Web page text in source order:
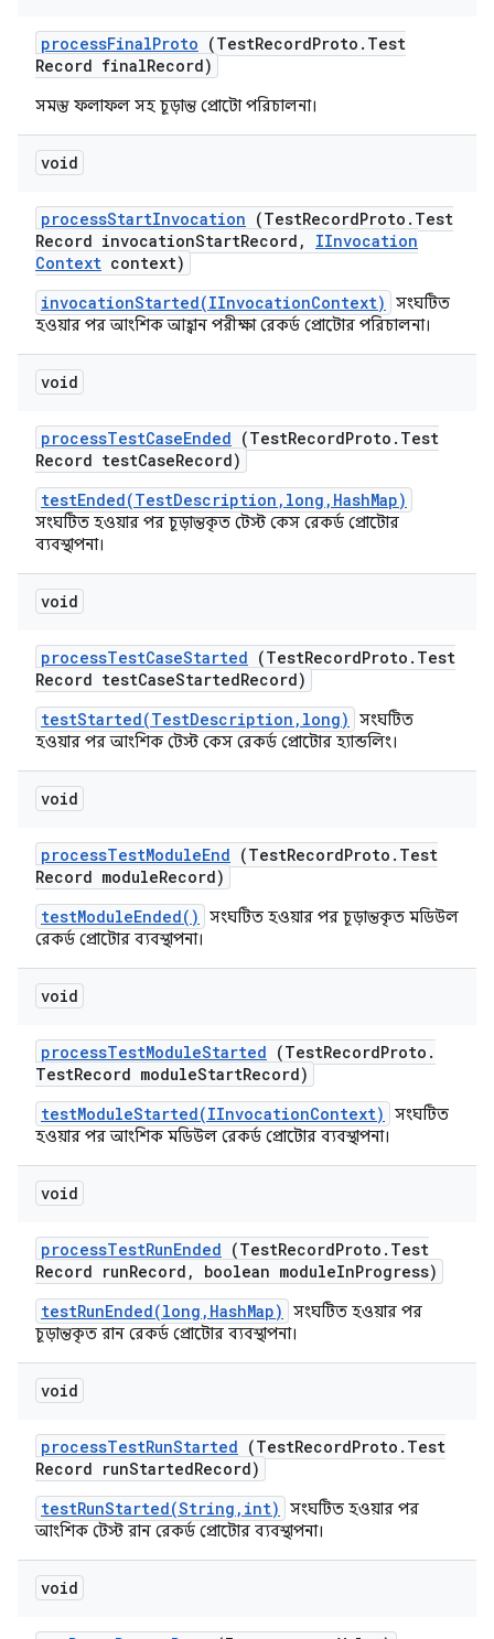
processFinalProto (TestRecordProto . Test
Record finalRecord)
সমস্ত ফলাফল সহ চূড়ান্ত প্রোটো পরিচালনা।
void
processStartInvocation (TestRecordProto . Test
Record invocationStartRecord ,
IInvocation
Context context)
invocationStarted(IInvocationContext)
সংঘটিত
হওয়ার পর আংশিক আহ্বান পরীক্ষা রেকর্ড প্রোটোর পরিচালনা।
void
processTestCaseEnded (TestRecordProto . Test
Record testCaseRecord)
testEnded(TestDescription,long,HashMap)
সংঘটিত হওয়ার পর চূড়ান্তকৃত টেস্ট কেস রেকর্ড প্রোটোর
ব্যবস্থাপনা।
void
processTestCaseStarted (TestRecordProto . Test
Record testCaseStartedRecord)
testStarted(TestDescription,long)
সংঘটিত
হওয়ার পর আংশিক টেস্ট কেস রেকর্ড প্রোটোর হ্যান্ডলিং।
void
processTestModuleEnd (TestRecordProto . Test
Record moduleRecord)
testModuleEnded()
সংঘটিত হওয়ার পর চূড়ান্তকৃত মডিউল
রেকর্ড প্রোটোর ব্যবস্থাপনা।
void
processTestModuleStarted (TestRecordProto .
TestRecord moduleStartRecord)
testModuleStarted(IInvocationContext)
সংঘটিত
হওয়ার পর আংশিক মডিউল রেকর্ড প্রোটোর ব্যবস্থাপনা।
void
processTestRunEnded (TestRecordProto . Test
Record runRecord , boolean moduleInProgress)
testRunEnded(long,HashMap)
সংঘটিত হওয়ার পর
চূড়ান্তকৃত রান রেকর্ড প্রোটোর ব্যবস্থাপনা।
void
processTestRunStarted (TestRecordProto . Test
Record runStartedRecord)
testRunStarted(String,int)
সংঘটিত হওয়ার পর
আংশিক টেস্ট রান রেকর্ড প্রোটোর ব্যবস্থাপনা।
void